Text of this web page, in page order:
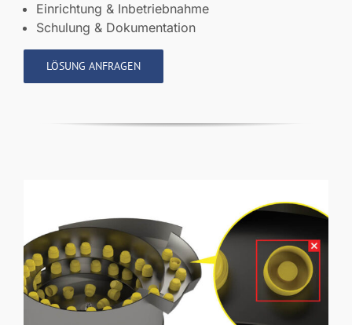
Einrichtung & Inbetriebnahme
Schulung & Dokumentation
LÖSUNG ANFRAGEN